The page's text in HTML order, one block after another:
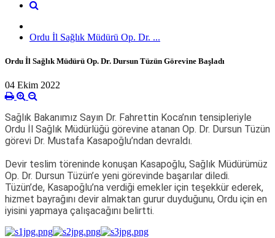
Ordu İl Sağlık Müdürü Op. Dr. ...
Ordu İl Sağlık Müdürü Op. Dr. Dursun Tüzün Görevine Başladı
04 Ekim 2022
Sağlık Bakanımız Sayın Dr. Fahrettin Koca’nın tensipleriyle
Ordu İl Sağlık Müdürlüğü görevine atanan Op. Dr. Dursun Tüzün
görevi Dr. Mustafa Kasapoğlu’ndan devraldı.
Devir teslim töreninde konuşan Kasapoğlu, Sağlık Müdürümüz
Op. Dr. Dursun Tüzün’e yeni görevinde başarılar diledi.
Tüzün’de, Kasapoğlu’na verdiği emekler için teşekkür ederek,
hizmet bayrağını devir almaktan gurur duyduğunu, Ordu için en
iyisini yapmaya çalışacağını belirtti.